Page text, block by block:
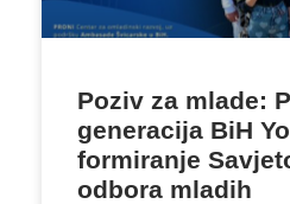
Poziv za mlade:
generacija BiH
formiranje
odbora mladih